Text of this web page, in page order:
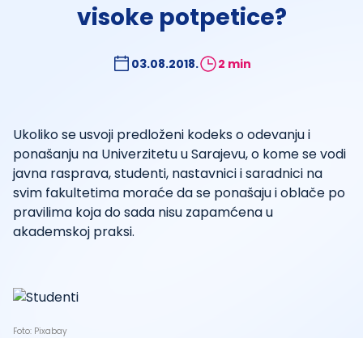
visoke potpetice?
03.08.2018. 2 min
Ukoliko se usvoji predloženi kodeks o odevanju i
ponašanju na Univerzitetu u Sarajevu, o kome se vodi
javna rasprava, studenti, nastavnici i saradnici na
svim fakultetima moraće da se ponašaju i oblače po
pravilima koja do sada nisu zapamćena u
akademskoj praksi.
Foto: Pixabay